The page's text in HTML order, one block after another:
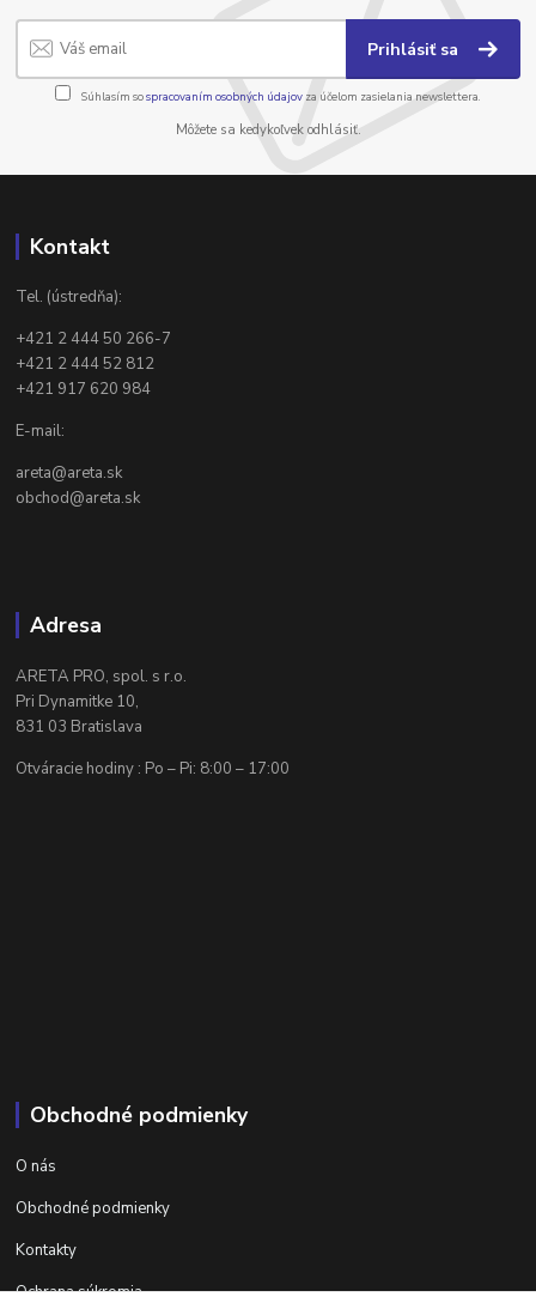
Prihlásiť sa
Súhlasím sospracovaním osobných údajov za účelom zasielania newslettera.
Môžete sa kedykoľvek odhlásiť.
Kontakt
Tel. (ústredňa):
+421 2 444 50 266-7
+421 2 444 52 812
+421 917 620 984
E-mail:
areta@areta.sk
obchod@areta.sk
Adresa
ARETA PRO, spol. s r.o.
Pri Dynamitke 10,
831 03 Bratislava
Otváracie hodiny : Po – Pi: 8:00 – 17:00
Obchodné podmienky
O nás
Obchodné podmienky
Kontakty
Ochrana súkromia